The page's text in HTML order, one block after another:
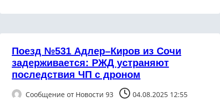
Поезд №531 Адлер–Киров из Сочи
задерживается: РЖД устраняют
последствия ЧП с дроном
Сообщение от Новости 93 04.08.2025 12:55